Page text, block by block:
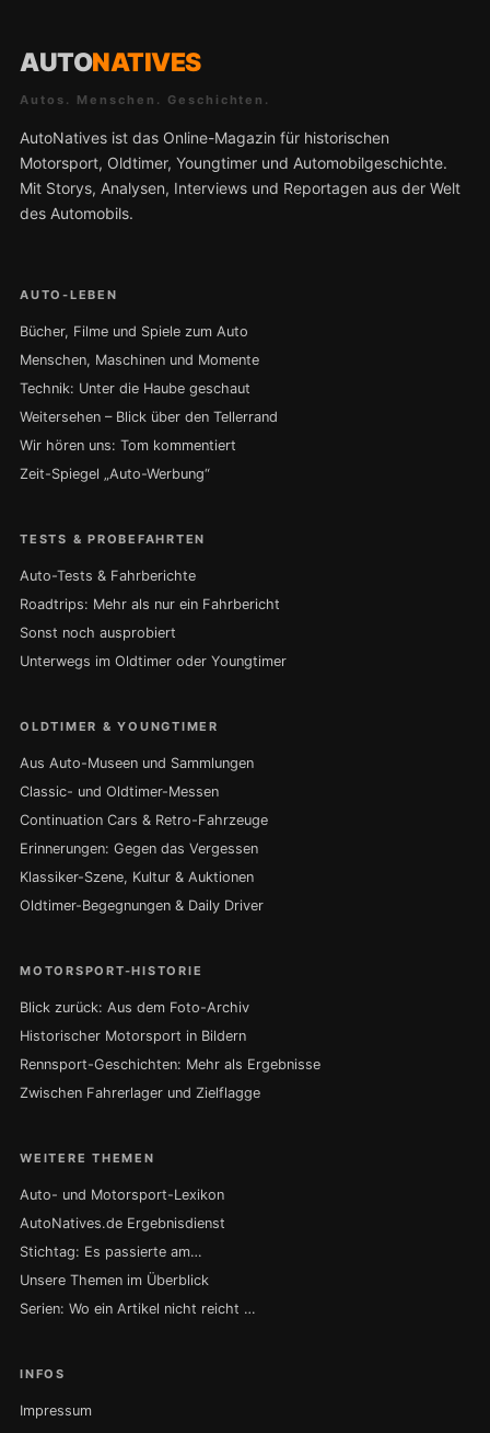
AUTONATIVES
Autos. Menschen. Geschichten.
AutoNatives ist das Online-Magazin für historischen
Motorsport, Oldtimer, Youngtimer und Automobilgeschichte.
Mit Storys, Analysen, Interviews und Reportagen aus der Welt
des Automobils.
AUTO-LEBEN
Bücher, Filme und Spiele zum Auto
Menschen, Maschinen und Momente
Technik: Unter die Haube geschaut
Weitersehen – Blick über den Tellerrand
Wir hören uns: Tom kommentiert
Zeit-Spiegel „Auto-Werbung“
TESTS & PROBEFAHRTEN
Auto-Tests & Fahrberichte
Roadtrips: Mehr als nur ein Fahrbericht
Sonst noch ausprobiert
Unterwegs im Oldtimer oder Youngtimer
OLDTIMER & YOUNGTIMER
Aus Auto-Museen und Sammlungen
Classic- und Oldtimer-Messen
Continuation Cars & Retro-Fahrzeuge
Erinnerungen: Gegen das Vergessen
Klassiker-Szene, Kultur & Auktionen
Oldtimer-Begegnungen & Daily Driver
MOTORSPORT-HISTORIE
Blick zurück: Aus dem Foto-Archiv
Historischer Motorsport in Bildern
Rennsport-Geschichten: Mehr als Ergebnisse
Zwischen Fahrerlager und Zielflagge
WEITERE THEMEN
Auto- und Motorsport-Lexikon
AutoNatives.de Ergebnisdienst
Stichtag: Es passierte am…
Unsere Themen im Überblick
Serien: Wo ein Artikel nicht reicht …
INFOS
Impressum